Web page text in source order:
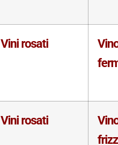
Vini rosati
Vini rosati